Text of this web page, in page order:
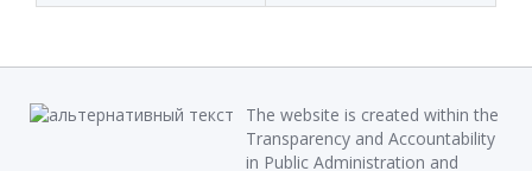
The website is created within the
Transparency and Accountability
in Public Administration and